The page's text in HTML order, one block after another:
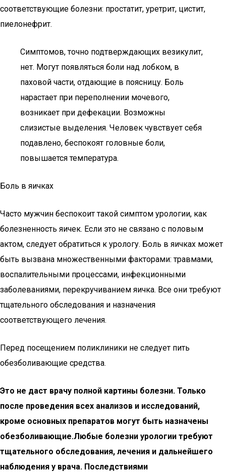
соответствующие болезни: простатит, уретрит, цистит,
пиелонефрит.
Симптомов, точно подтверждающих везикулит,
нет. Могут появляться боли над лобком, в
паховой части, отдающие в поясницу. Боль
нарастает при переполнении мочевого,
возникает при дефекации. Возможны
слизистые выделения. Человек чувствует себя
подавлено, беспокоят головные боли,
повышается температура.
Боль в яичках
Часто мужчин беспокоит такой симптом урологии, как
болезненность яичек. Если это не связано с половым
актом, следует обратиться к урологу. Боль в яичках может
быть вызвана множественными факторами: травмами,
воспалительными процессами, инфекционными
заболеваниями, перекручиванием яичка. Все они требуют
тщательного обследования и назначения
соответствующего лечения.
Перед посещением поликлиники не следует пить
обезболивающие средства.
Это не даст врачу полной картины болезни. Только
после проведения всех анализов и исследований,
кроме основных препаратов могут быть назначены
обезболивающие.Любые болезни урологии требуют
тщательного обследования, лечения и дальнейшего
наблюдения у врача. Последствиями